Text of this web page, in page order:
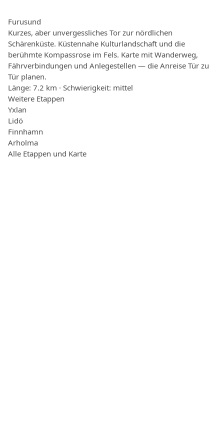
Furusund
Kurzes, aber unvergessliches Tor zur nördlichen
Schärenküste. Küstennahe Kulturlandschaft und die
berühmte Kompassrose im Fels. Karte mit Wanderweg,
Fährverbindungen und Anlegestellen — die Anreise Tür zu
Tür planen.
Länge: 7.2 km · Schwierigkeit: mittel
Weitere Etappen
Yxlan
Lidö
Finnhamn
Arholma
Alle Etappen und Karte